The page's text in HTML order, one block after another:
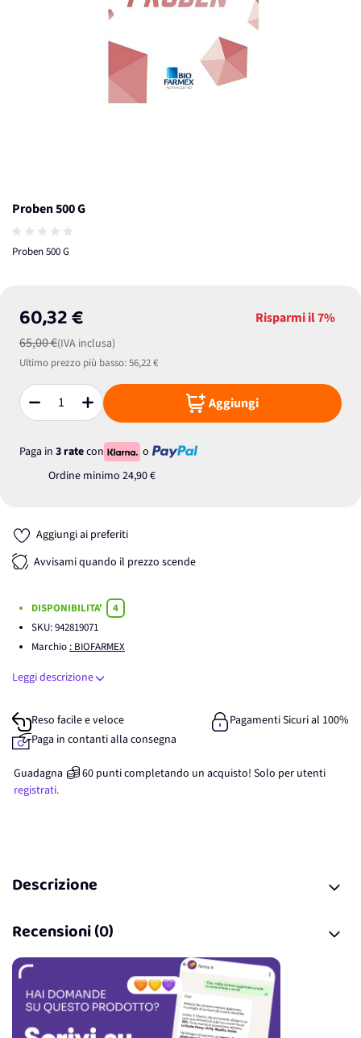
Proben 500 G
Proben 500 G
60,32 €
65,00 €(IVA inclusa)
Risparmi il7%
Ultimo prezzo più basso:56,22 €
Quantità Aggiungi
Paga in 3 ratecon
o
Ordine minimo 24,90 €
Aggiungi ai preferiti
Avvisami quando il prezzo scende
DISPONIBILITA'
4
SKU:942819071
Marchio : BIOFARMEX
Leggi descrizione
Reso facile e veloce
Pagamenti Sicuri al 100%
Paga in contanti alla consegna
Guadagna 60 punticompletando un acquisto! Solo per utenti
registrati.
Descrizione
Recensioni (0)